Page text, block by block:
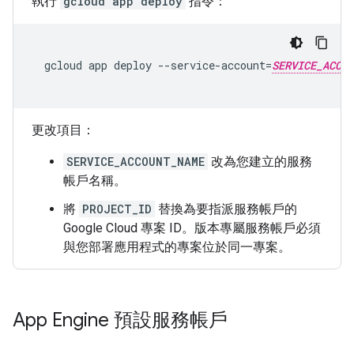
gcloud app deploy --service-account=
更改項目：
SERVICE_ACCOUNT_NAME 改為您建立的服務
帳戶名稱。
將 PROJECT_ID 替換為要指派服務帳戶的
Google Cloud 專案 ID。版本專屬服務帳戶必須
與您部署應用程式的專案位於同一專案。
App Engine 預設服務帳戶